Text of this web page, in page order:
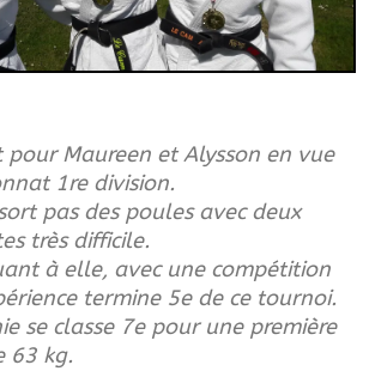
pour Maureen et Alysson en vue
1re division.
pas des poules avec deux
très difficile.
à elle, avec une compétition
termine 5e de ce tournoi.
se classe 7e pour une première
63 kg.